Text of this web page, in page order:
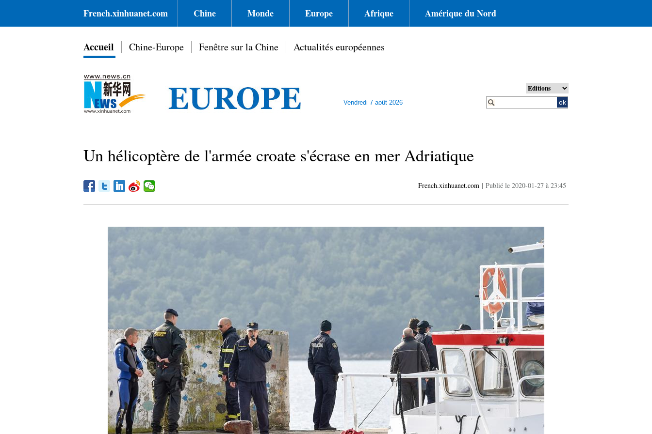
French.xinhuanet.com Chine Monde Europe Afrique Amérique du Nord
Accueil Chine-Europe Fenêtre sur la Chine Actualités européennes
Vendredi 7 août 2026
Un hélicoptère de l'armée croate s'écrase en mer Adriatique
French.xinhuanet.com | Publié le 2020-01-27 à 23:45